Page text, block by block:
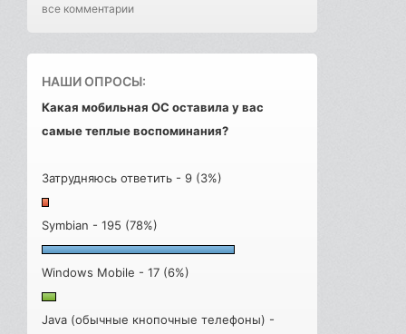
все комментарии
НАШИ ОПРОСЫ:
Какая мобильная ОС оставила у вас
самые теплые воспоминания?
Затрудняюсь ответить - 9 (3%)
Symbian - 195 (78%)
Windows Mobile - 17 (6%)
Java (обычные кнопочные телефоны) -